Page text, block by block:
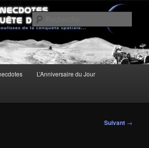
de la Conquête de
les coulisses de la conquête spatiale
L’Anniversaire du Jour
Suivant →